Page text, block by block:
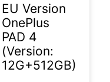
EU Version
OnePlus
PAD 4
(Version:
12G+512GB)